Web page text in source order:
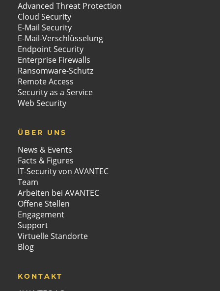
Advanced Threat Protection
Cloud Security
E-Mail Security
E-Mail-Verschlüsselung
Endpoint Security
Enterprise Firewalls
Ransomware-Schutz
Remote Access
Security as a Service
Web Security
ÜBER UNS
News & Events
Facts & Figures
IT-Security von AVANTEC
Team
Arbeiten bei AVANTEC
Offene Stellen
Engagement
Support
Virtuelle Standorte
Blog
KONTAKT